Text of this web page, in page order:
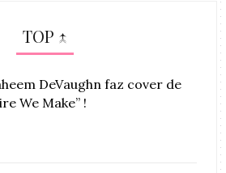
TOP ↑
DeVaughn faz cover de
We Make” !